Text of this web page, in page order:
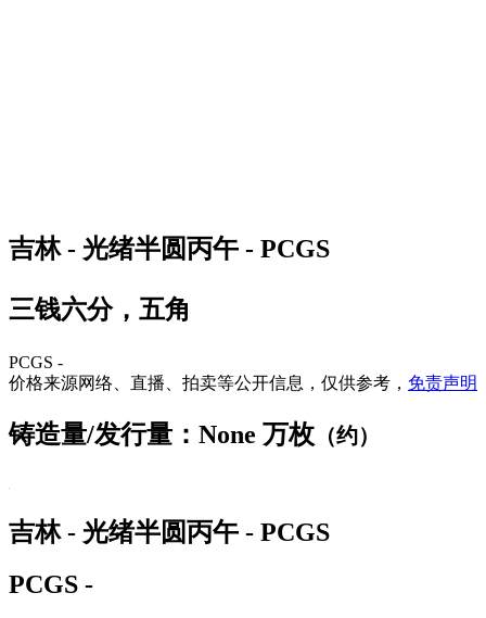
吉林 - 光绪半圆丙午 - PCGS
三钱六分，五角
PCGS -
价格来源网络、直播、拍卖等公开信息，仅供参考， 免责声明
铸造量/发行量：None 万枚 （约）
吉林 - 光绪半圆丙午 - PCGS
PCGS -